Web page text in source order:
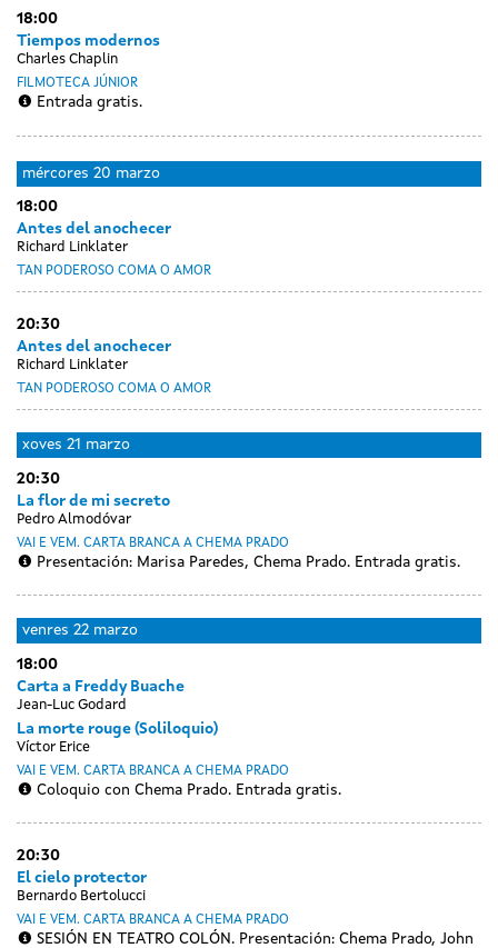
18:00
Tiempos modernos
Charles Chaplin
FILMOTECA JÚNIOR
Entrada gratis.
luns
18
marzo
Day
without
sessions
martes
19
marzo
Day
without
sessions
mércores 20 marzo
18:00
Antes del anochecer
Richard Linklater
TAN PODEROSO COMA O AMOR
20:30
Antes del anochecer
Richard Linklater
TAN PODEROSO COMA O AMOR
xoves 21 marzo
20:30
La flor de mi secreto
Pedro Almodóvar
VAI E VEM. CARTA BRANCA A CHEMA PRADO
Presentación: Marisa Paredes, Chema Prado. Entrada gratis.
venres 22 marzo
18:00
Carta a Freddy Buache
Jean-Luc Godard
La morte rouge (Soliloquio)
Víctor Erice
VAI E VEM. CARTA BRANCA A CHEMA PRADO
Coloquio con Chema Prado. Entrada gratis.
20:30
El cielo protector
Bernardo Bertolucci
VAI E VEM. CARTA BRANCA A CHEMA PRADO
SESIÓN EN TEATRO COLÓN. Presentación: Chema Prado, John